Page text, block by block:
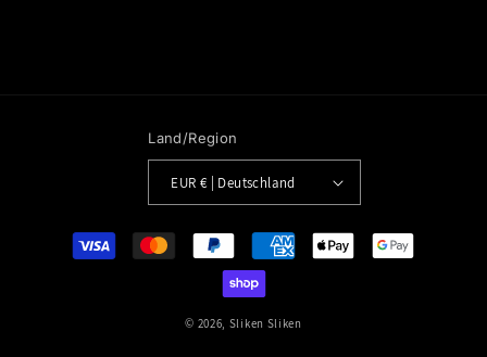
Land/Region
EUR € | Deutschland
Zahlungsmethoden
© 2026, Sliken Sliken